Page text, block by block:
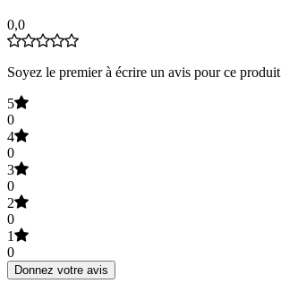
0,0
Soyez le premier à écrire un avis pour ce produit
5
0
4
0
3
0
2
0
1
0
Donnez votre avis